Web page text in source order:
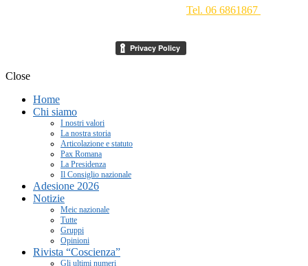
Tel. 06 6861867
Close
Home
Chi siamo
I nostri valori
La nostra storia
Articolazione e statuto
Pax Romana
La Presidenza
Il Consiglio nazionale
Adesione 2026
Notizie
Meic nazionale
Tutte
Gruppi
Opinioni
Rivista “Coscienza”
Gli ultimi numeri